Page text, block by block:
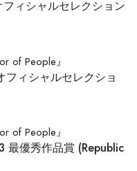
フィシャルセレクション
of People』
ィシャルセレクショ
of People』
最優秀作品賞 (Republic